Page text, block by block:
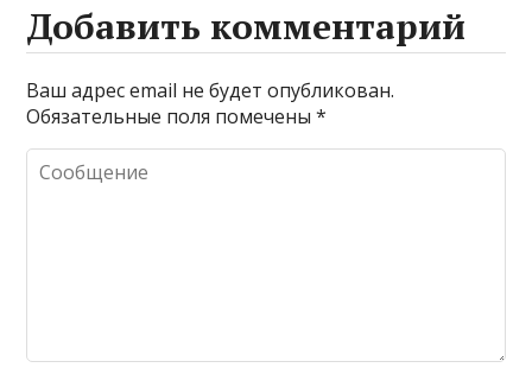
Добавить комментарий
Ваш адрес email не будет опубликован.
Обязательные поля помечены*